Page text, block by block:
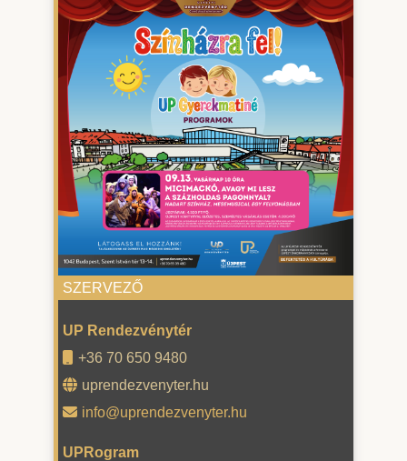
SZERVEZŐ
UP Rendezvénytér
+36 70 650 9480
uprendezvenyter.hu
info@uprendezvenyter.hu
UPRogram